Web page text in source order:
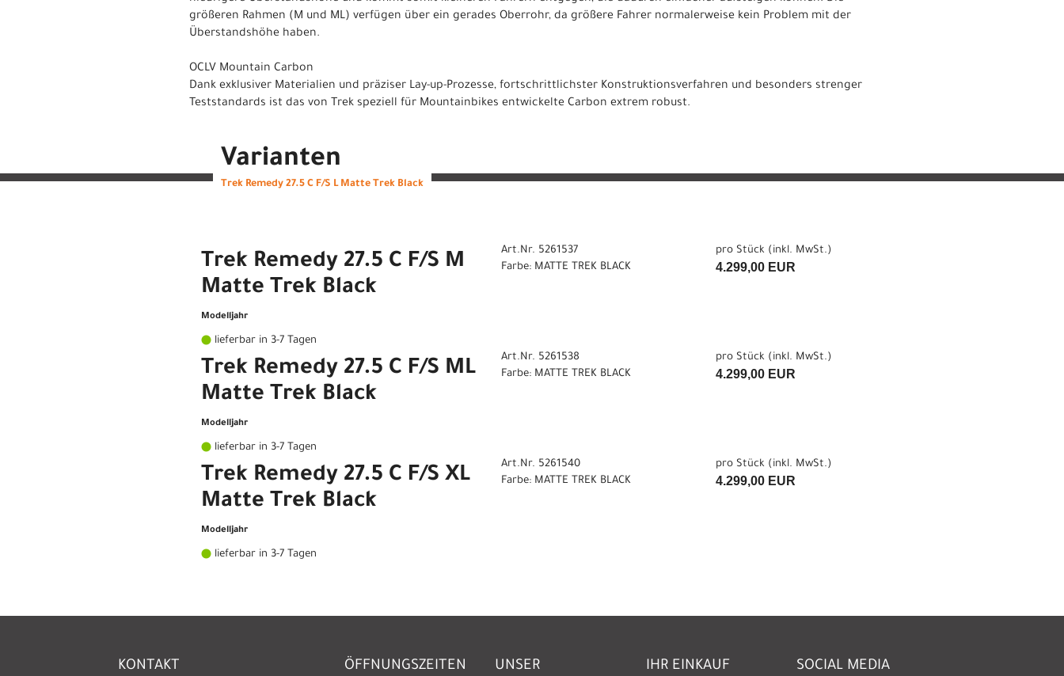
größeren Rahmen (M und ML) verfügen über ein gerades Oberrohr, da größere Fahrer normalerweise kein Problem mit der
Überstandshöhe haben.
OCLV Mountain Carbon
Dank exklusiver Materialien und präziser Lay-up-Prozesse, fortschrittlichster Konstruktionsverfahren und besonders strenger
Teststandards ist das von Trek speziell für Mountainbikes entwickelte Carbon extrem robust.
Varianten
Trek Remedy 27.5 C F/S L Matte Trek Black
Trek Remedy 27.5 C F/S M
Matte Trek Black
Modelljahr
lieferbar in 3-7 Tagen
Art.Nr. 5261537
Farbe: MATTE TREK BLACK
pro Stück (inkl. MwSt.)
4.299,00 EUR
Trek Remedy 27.5 C F/S ML
Matte Trek Black
Modelljahr
lieferbar in 3-7 Tagen
Art.Nr. 5261538
Farbe: MATTE TREK BLACK
pro Stück (inkl. MwSt.)
4.299,00 EUR
Trek Remedy 27.5 C F/S XL
Matte Trek Black
Modelljahr
lieferbar in 3-7 Tagen
Art.Nr. 5261540
Farbe: MATTE TREK BLACK
pro Stück (inkl. MwSt.)
4.299,00 EUR
KONTAKT ÖFFNUNGSZEITEN UNSER IHR EINKAUF SOCIAL MEDIA